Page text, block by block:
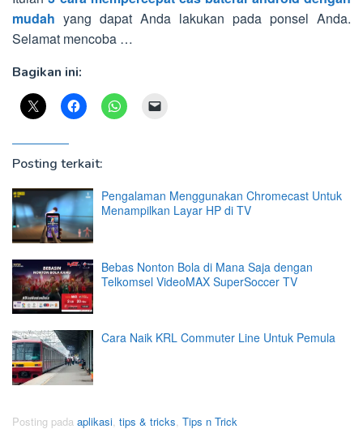
mudah yang dapat Anda lakukan pada ponsel Anda.
Selamat mencoba …
Bagikan ini:
Posting terkait:
Pengalaman Menggunakan Chromecast Untuk
Menampilkan Layar HP di TV
Bebas Nonton Bola di Mana Saja dengan
Telkomsel VideoMAX SuperSoccer TV
Cara Naik KRL Commuter Line Untuk Pemula
Posting pada aplikasi tips & tricks Tips n Trick